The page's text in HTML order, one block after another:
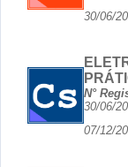
30/
N°
30/
07/